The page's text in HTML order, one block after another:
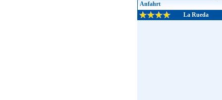
Anfahrt
La Rueda